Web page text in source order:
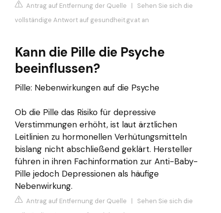
Antrag auf Entfernung der Quelle | Sehen Sie sich die
vollständige Antwort auf gesundheit.gv.at an
Kann die Pille die Psyche
beeinflussen?
Pille: Nebenwirkungen auf die Psyche
Ob die Pille das Risiko für depressive
Verstimmungen erhöht, ist laut ärztlichen
Leitlinien zu hormonellen Verhütungsmitteln
bislang nicht abschließend geklärt. Hersteller
führen in ihren Fachinformation zur Anti-Baby-
Pille jedoch Depressionen als häufige
Nebenwirkung.
Antrag auf Entfernung der Quelle | Sehen Sie sich die